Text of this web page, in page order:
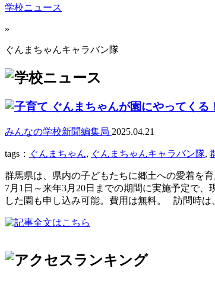
学校ニュース
»
ぐんまちゃんキャラバン隊
ぐんまちゃんが園にやってく
みんなの学校新聞編集局 2025.04.21
tags： ぐんまちゃん, ぐんまちゃんキャラバン隊,
群馬県は、県内の子どもたちに郷土への愛着を
7月1日～来年3月20日までの期間に実施予定で
した園も申し込み可能。費用は無料。 訪問時